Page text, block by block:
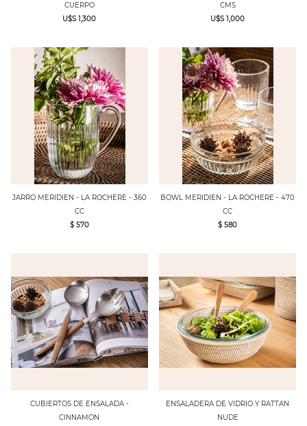
CUERPO
U$S 1,300
CMS
U$S 1,000
JARRO MERIDIEN - LA ROCHERE - 360
CC
$ 570
BOWL MERIDIEN - LA ROCHERE - 470
CC
$ 580
CUBIERTOS DE ENSALADA -
CINNAMON
ENSALADERA DE VIDRIO Y RATTAN
NUDE